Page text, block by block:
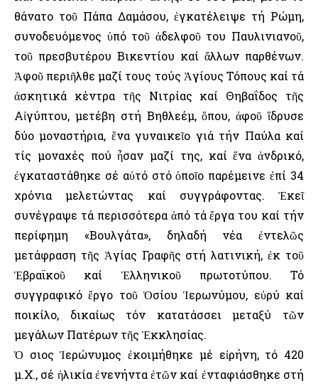
θάνατο τοῦ Πάπα Δαμάσου, ἐγκατέλειψε τή Ρώμη,
συνοδευόμενος ὑπό τοῦ ἀδελφοῦ του Παυλινιανοῦ,
τοῦ πρεσβυτέρου Βικεντίου καί ἄλλων παρθένων.
Ἀφοῦ περιῆλθε μαζί τους τούς Ἁγίους Τόπους καί τά
ἀσκητικά κέντρα τῆς Νιτρίας καί Θηβαΐδος τῆς
Αἰγύπτου, μετέβη στή Βηθλεέμ, ὅπου, ἀφοῦ ἵδρυσε
δύο μοναστήρια, ἕνα γυναικεῖο γιά τήν Παύλα καί
τίς μοναχές πού ἦσαν μαζί της, καί ἕνα ἀνδρικό,
ἐγκαταστάθηκε σέ αὐτό στό ὁποῖο παρέμεινε ἐπί 34
χρόνια μελετώντας καί συγγράφοντας. Ἐκεῖ
συνέγραψε τά περισσότερα ἀπό τά ἔργα του καί τήν
περίφημη «Βουλγάτα», δηλαδή νέα ἐντελῶς
μετάφραση τῆς Ἁγίας Γραφῆς στή λατινική, ἐκ τοῦ
Ἑβραϊκοῦ καί Ἑλληνικοῦ πρωτοτύπου. Τό
συγγραφικό ἔργο τοῦ Ὁσίου Ἱερωνύμου, εὐρύ καί
ποικίλο, δικαίως τόν κατατάσσει μεταξύ τῶν
μεγάλων Πατέρων τῆς Ἐκκλησίας.
Ὁ Ὅσιος Ἱερώνυμος ἐκοιμήθηκε μέ εἰρήνη, τό 420
μ.Χ., σέ ἡλικία ἐνενήντα ἐτῶν καί ἐνταφιάσθηκε στή